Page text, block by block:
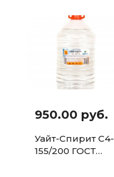
950.00 руб.
Уайт-Спирит С4-
155/200 ГОСТ